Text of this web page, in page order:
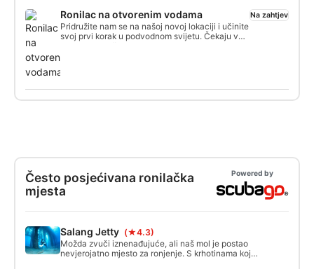
Ronilac na otvorenim vodama
Pridružite nam se na našoj novoj lokaciji i učinite
svoj prvi korak u podvodnom svijetu. Čekaju vas
Na zahtjev
Često posjećivana ronilačka
mjesta
Powered by
Salang Jetty (★4.3)
Možda zvuči iznenađujuće, ali naš mol je postao
nevjerojatno mjesto za ronjenje. S krhotinama koje